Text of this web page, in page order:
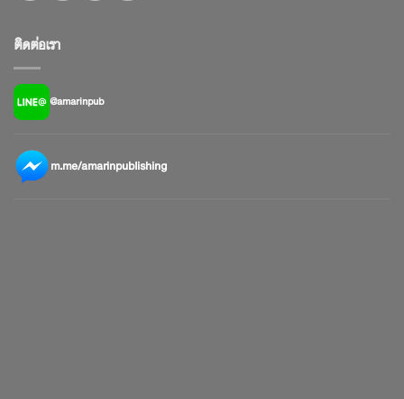
ติดต่อเรา
@amarinpub
m.me/amarinpublishing